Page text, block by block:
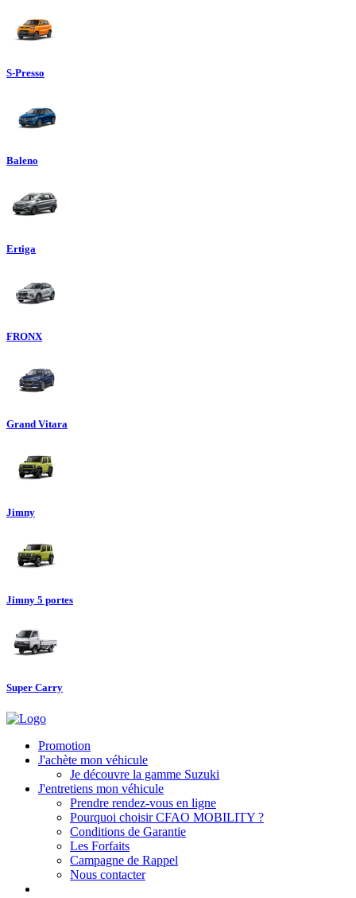
S-Presso
Baleno
Ertiga
FRONX
Grand Vitara
Jimny
Jimny 5 portes
Super Carry
Promotion
J'achète mon véhicule
Je découvre la gamme Suzuki
J'entretiens mon véhicule
Prendre rendez-vous en ligne
Pourquoi choisir CFAO MOBILITY ?
Conditions de Garantie
Les Forfaits
Campagne de Rappel
Nous contacter